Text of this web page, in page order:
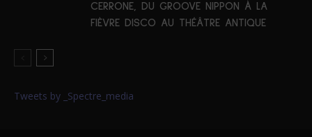
CERRONE, DU GROOVE NIPPON À LA
FIÈVRE DISCO AU THÉÂTRE ANTIQUE
Tweets by _Spectre_media